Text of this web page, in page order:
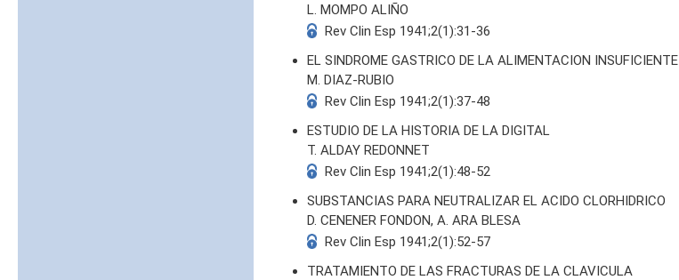
L. MOMPO ALIÑO
Rev Clin Esp 1941;2(1):31-36
EL SINDROME GASTRICO DE LA ALIMENTACION INSUFICIENTE
M. DIAZ-RUBIO
Rev Clin Esp 1941;2(1):37-48
ESTUDIO DE LA HISTORIA DE LA DIGITAL
T. ALDAY REDONNET
Rev Clin Esp 1941;2(1):48-52
SUBSTANCIAS PARA NEUTRALIZAR EL ACIDO CLORHIDRICO
D. CENENER FONDON, A. ARA BLESA
Rev Clin Esp 1941;2(1):52-57
TRATAMIENTO DE LAS FRACTURAS DE LA CLAVICULA